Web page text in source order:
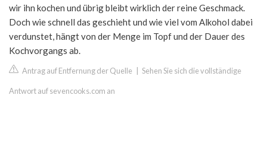
wir ihn kochen und übrig bleibt wirklich der reine Geschmack.
Doch wie schnell das geschieht und wie viel vom Alkohol dabei
verdunstet, hängt von der Menge im Topf und der Dauer des
Kochvorgangs ab.
Antrag auf Entfernung der Quelle Sehen Sie sich die vollständige
Antwort auf sevencooks.com an